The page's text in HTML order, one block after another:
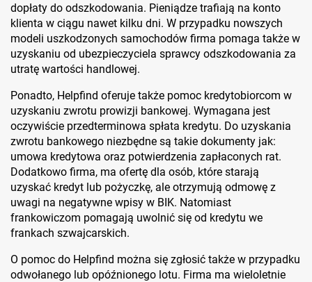
dopłaty do odszkodowania. Pieniądze trafiają na konto
klienta w ciągu nawet kilku dni. W przypadku nowszych
modeli uszkodzonych samochodów firma pomaga także w
uzyskaniu od ubezpieczyciela sprawcy odszkodowania za
utratę wartości handlowej.
Ponadto, Helpfind oferuje także pomoc kredytobiorcom w
uzyskaniu zwrotu prowizji bankowej. Wymagana jest
oczywiście przedterminowa spłata kredytu. Do uzyskania
zwrotu bankowego niezbędne są takie dokumenty jak:
umowa kredytowa oraz potwierdzenia zapłaconych rat.
Dodatkowo firma, ma ofertę dla osób, które starają
uzyskać kredyt lub pożyczkę, ale otrzymują odmowę z
uwagi na negatywne wpisy w BIK. Natomiast
frankowiczom pomagają uwolnić się od kredytu we
frankach szwajcarskich.
O pomoc do Helpfind można się zgłosić także w przypadku
odwołanego lub opóźnionego lotu. Firma ma wieloletnie